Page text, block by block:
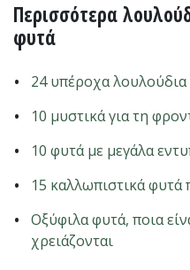
Περισσότερα
φυτά
24 υπέροχα λουλούδια
10 μυστικά για τη
10 φυτά με μεγάλα
15 καλλωπιστικά φυτά
Οξύφιλα φυτά, ποια
χρειάζονται